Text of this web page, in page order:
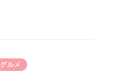
グルメ